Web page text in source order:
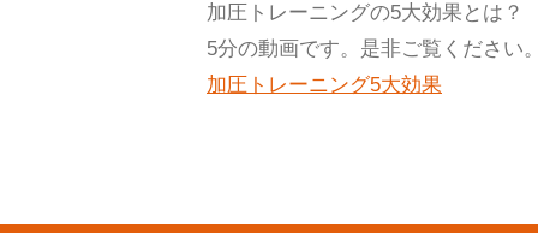
加圧トレーニングの5大効果とは？
5分の動画です。是非ご覧ください
加圧トレーニング5大効果